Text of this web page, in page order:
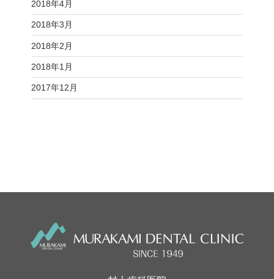
2018年4月
2018年3月
2018年2月
2018年1月
2017年12月